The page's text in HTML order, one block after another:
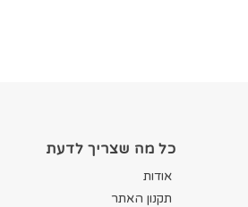
כל מה שצריך לדעת
אודות
תקנון האתר